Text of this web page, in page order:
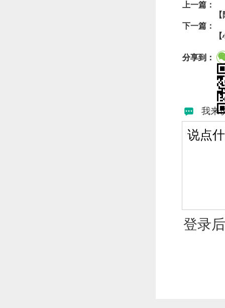
上一篇：
下一篇：
分享到：
我来
登录